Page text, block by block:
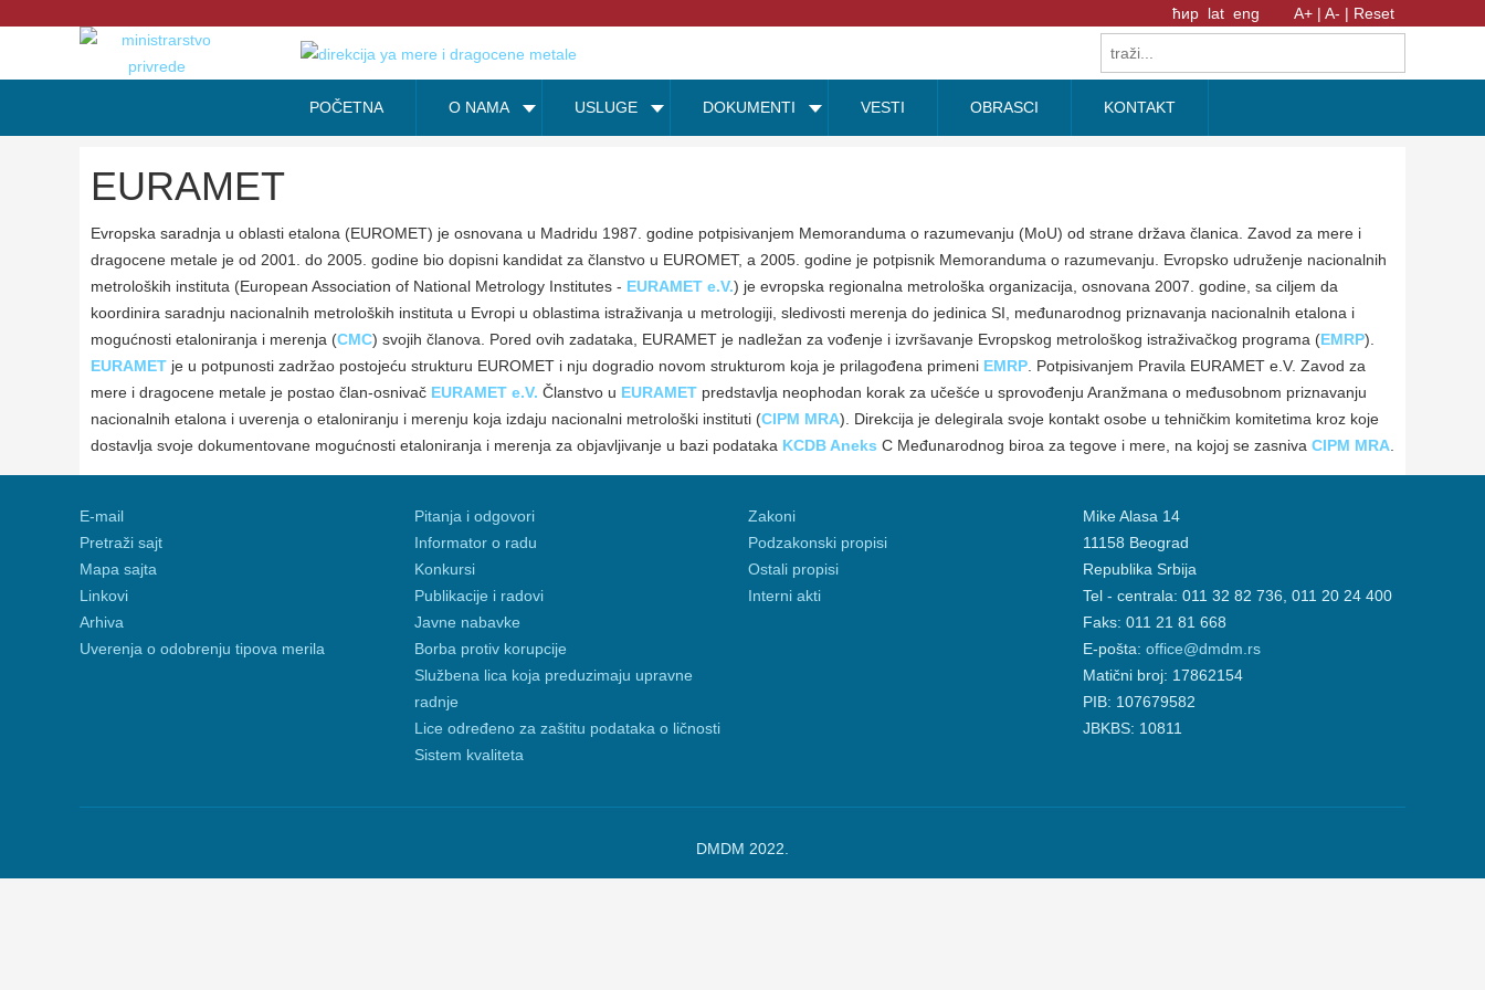
ћир lat eng A+ | A- | Reset
POČETNA O NAMA USLUGE DOKUMENTI VESTI OBRASCI KONTAKT
EURAMET
Evropska saradnja u oblasti etalona (EUROMET) je osnovana u Madridu 1987. godine potpisivanjem Memoranduma o razumevanju (MoU) od strane država članica. Zavod za mere i
dragocene metale je od 2001. do 2005. godine bio dopisni kandidat za članstvo u EUROMET, a 2005. godine je potpisnik Memoranduma o razumevanju. Evropsko udruženje nacionalnih
metroloških instituta (European Association of National Metrology Institutes - EURAMET e.V.) je evropska regionalna metrološka organizacija, osnovana 2007. godine, sa ciljem da
koordinira saradnju nacionalnih metroloških instituta u Evropi u oblastima istraživanja u metrologiji, sledivosti merenja do jedinica SI, međunarodnog priznavanja nacionalnih etalona i
mogućnosti etaloniranja i merenja (CMC) svojih članova. Pored ovih zadataka, EURAMET je nadležan za vođenje i izvršavanje Evropskog metrološkog istraživačkog programa (EMRP).
EURAMET je u potpunosti zadržao postojeću strukturu EUROMET i nju dogradio novom strukturom koja je prilagođena primeni EMRP . Potpisivanjem Pravila EURAMET e.V. Zavod za
mere i dragocene metale je postao član-osnivač EURAMET e.V. Članstvo u EURAMET predstavlja neophodan korak za učešće u sprovođenju Aranžmana o međusobnom priznavanju
nacionalnih etalona i uverenja o etaloniranju i merenju koja izdaju nacionalni metrološki instituti (CIPM MRA). Direkcija je delegirala svoje kontakt osobe u tehničkim komitetima kroz koje
dostavlja svoje dokumentovane mogućnosti etaloniranja i merenja za objavljivanje u bazi podataka KCDB Aneks C Međunarodnog biroa za tegove i mere, na kojoj se zasniva CIPM MRA
E-mail
Pretraži sajt
Mapa sajta
Linkovi
Arhiva
Uverenja o odobrenju tipova merila
Pitanja i odgovori
Informator o radu
Konkursi
Publikacije i radovi
Javne nabavke
Borba protiv korupcije
Službena lica koja preduzimaju upravne
radnje
Lice određeno za zaštitu podataka o ličnosti
Sistem kvaliteta
Zakoni
Podzakonski propisi
Ostali propisi
Interni akti
Mike Alasa 14
11158 Beograd
Republika Srbija
Tel - centrala: 011 32 82 736, 011 20 24 400
Faks: 011 21 81 668
E-pošta: office@dmdm.rs
Matični broj: 17862154
PIB: 107679582
JBKBS: 10811
DMDM 2022.